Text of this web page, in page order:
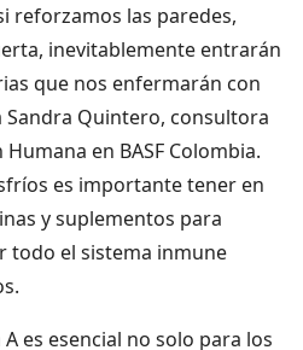
reforzamos las paredes,
inevitablemente entrarán
que nos enfermarán con
Sandra Quintero, consultora
en BASF Colombia.
es importante tener en
y suplementos para
todo el sistema inmune
es esencial no solo para los